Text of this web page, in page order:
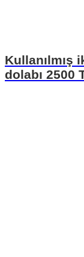
Kullanılmış
dolabı 2500